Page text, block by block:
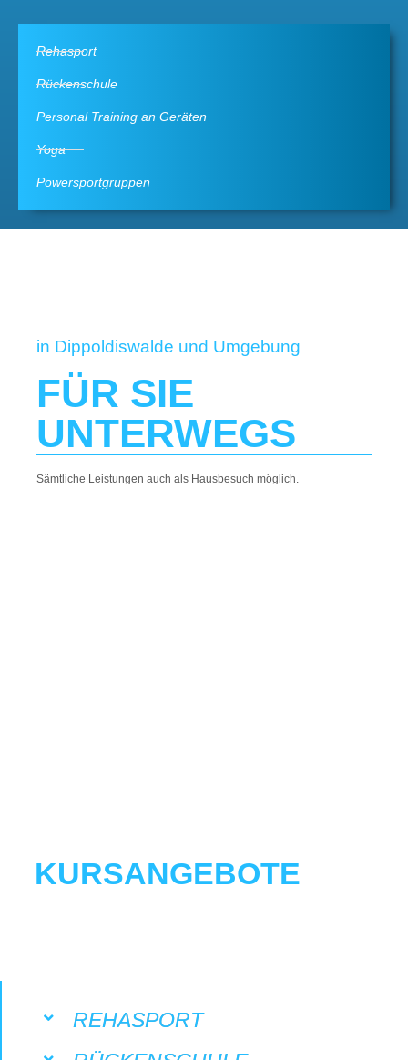
Rehasport
Rückenschule
Personal Training an Geräten
Yoga
Powersportgruppen
in Dippoldiswalde und Umgebung
FÜR SIE
UNTERWEGS
Sämtliche Leistungen auch als Hausbesuch möglich.
KURSANGEBOTE
REHASPORT